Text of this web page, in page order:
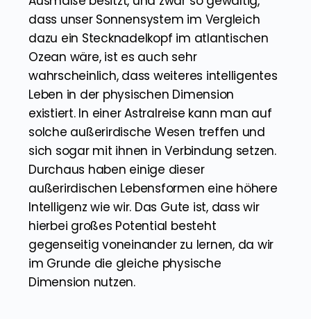
Da das physische Universum gewaltige
Ausmaße besitzt, und zwar so gewaltig,
dass unser Sonnensystem im Vergleich
dazu ein Stecknadelkopf im atlantischen
Ozean wäre, ist es auch sehr
wahrscheinlich, dass weiteres intelligentes
Leben in der physischen Dimension
existiert. In einer Astralreise kann man auf
solche außerirdische Wesen treffen und
sich sogar mit ihnen in Verbindung setzen.
Durchaus haben einige dieser